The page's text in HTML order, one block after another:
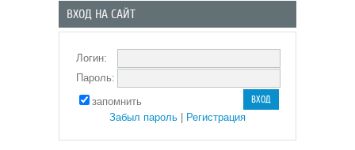
ВХОД НА САЙТ
Логин:
Пароль:
запомнить
Забыл пароль
Регистрация